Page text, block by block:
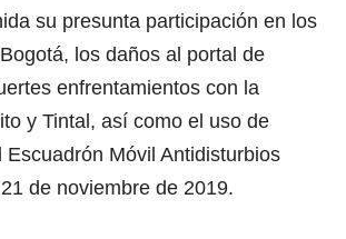
su presunta participación en los
los daños al portal de
enfrentamientos con la
y Tintal, así como el uso de
Móvil Antidisturbios
de noviembre de 2019.